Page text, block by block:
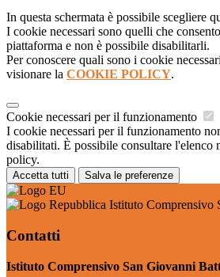
In questa schermata è possibile scegliere
I cookie necessari sono quelli che
piattaforma e non è possibile disabilitarli.
Per conoscere quali sono i cookie
visionare la COOKIE POLICY.
Cookie necessari per il funzionamento
I cookie necessari per il funzionamento
disabilitati. È possibile consultare l'elenco
policy.
Accetta tutti Salva le preferenze
Istituto Comprensivo
Contatti
Istituto Comprensivo San Giovanni